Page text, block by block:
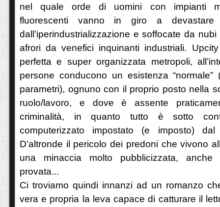
nel quale orde di uomini con impianti
fluorescenti vanno in giro a devastare
dall’iperindustrializzazione e soffocate da
afrori da venefici inquinanti industriali.
perfetta e super organizzata metropoli,
persone conducono un esistenza
parametri), ognuno con il proprio posto nella
ruolo/lavoro, e dove è assente
criminalità, in quanto tutto è sotto
computerizzato impostato (e imposto) dal
D’altronde il pericolo dei predoni che vivono
una minaccia molto pubblicizzata,
provata...
Ci troviamo quindi innanzi ad un romanzo
vera e propria la leva capace di catturare il